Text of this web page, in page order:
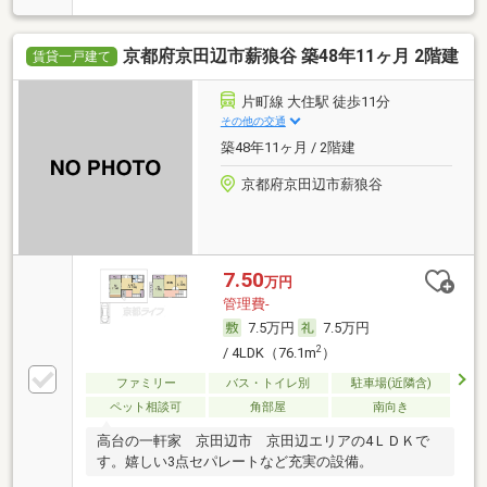
賃貸一戸建て 京都府京田辺市薪狼谷 築48年11ヶ月 2階建
片町線 大住駅 徒歩11分
その他の交通
築48年11ヶ月 / 2階建
京都府京田辺市薪狼谷
7.50万円
管理費-
7.5万円
7.5万円
/ 4LDK（76.1m2）
ファミリー バス・トイレ別
駐車場(近隣含)
ペット相談可
角部屋 南向き
高台の一軒家 京田辺市 京田辺エリアの4ＬＤＫで
す。嬉しい3点セパレートなど充実の設備。